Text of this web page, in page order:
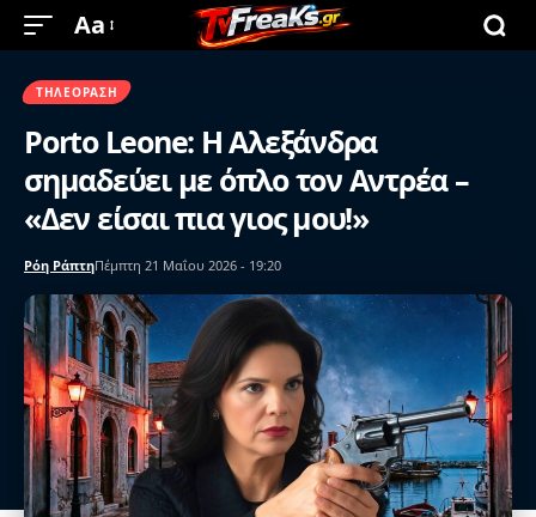
Aa
ΤΗΛΕΌΡΑΣΗ
Porto Leone: Η Αλεξάνδρα
σημαδεύει με όπλο τον Αντρέα –
«Δεν είσαι πια γιος μου!»
Ρόη ΡάπτηΠέμπτη 21 Μαΐου 2026 - 19:20